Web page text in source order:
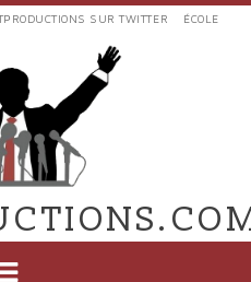
SUR TWITTER ÉCOLE